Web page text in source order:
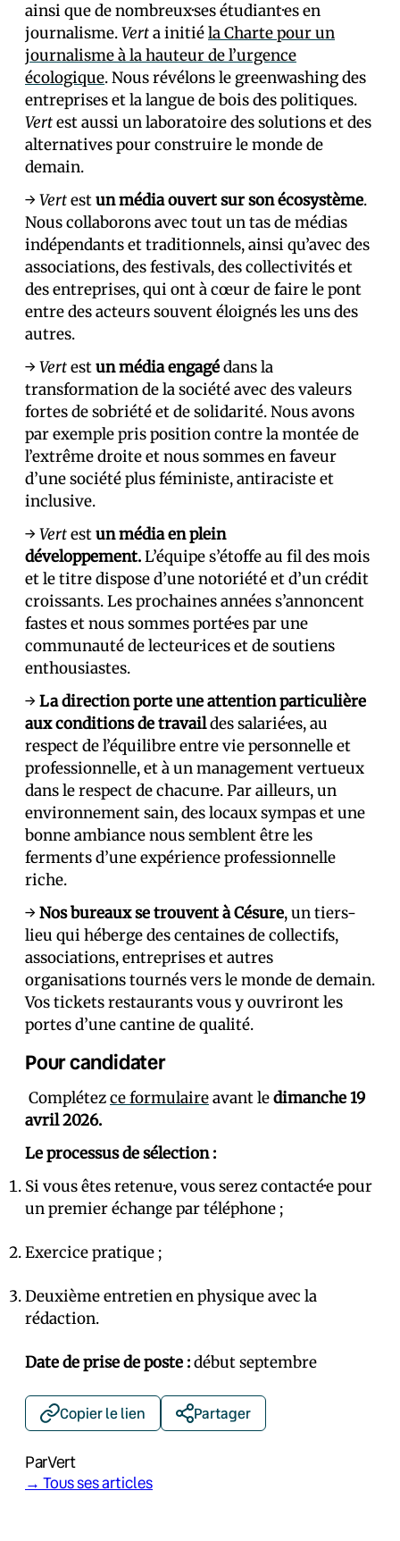
ainsi que de nombreux·ses étudiant·es en
journalisme.Verta initiéla Charte pour un
journalisme à la hauteur de l’urgence
écologique. Nous révélons le greenwashing des
entreprises et la langue de bois des politiques.
Vertest aussi un laboratoire des solutions et des
alternatives pour construire le monde de
demain.
→Vertestun média ouvert sur son écosystème.
Nous collaborons avec tout un tas de médias
indépendants et traditionnels, ainsi qu’avec des
associations, des festivals, des collectivités et
des entreprises, qui ont à cœur de faire le pont
entre des acteurs souvent éloignés les uns des
autres.
→Vertestun média engagédans la
transformation de la société avec des valeurs
fortes de sobriété et de solidarité. Nous avons
par exemple pris position contre la montée de
l’extrême droite et nous sommes en faveur
d’une société plus féministe, antiraciste et
inclusive.
→Vertestun média en plein
développement.L’équipe s’étoffe au fil des mois
et le titre dispose d’une notoriété et d’un crédit
croissants. Les prochaines années s’annoncent
fastes et nous sommes porté·es par une
communauté de lecteur·ices et de soutiens
enthousiastes.
→La direction porte une attention particulière
aux conditions de travaildes salarié·es, au
respect de l’équilibre entre vie personnelle et
professionnelle, et à un management vertueux
dans le respect de chacun·e. Par ailleurs, un
environnement sain, des locaux sympas et une
bonne ambiance nous semblent être les
ferments d’une expérience professionnelle
riche.
→Nos bureaux se trouvent à Césure, un tiers-
lieu qui héberge des centaines de collectifs,
associations, entreprises et autres
organisations tournés vers le monde de demain.
Vos tickets restaurants vous y ouvriront les
portes d’une cantine de qualité.
Pour candidater
Complétezce formulaireavant ledimanche 19
avril 2026.
Le processus de sélection :
Si vous êtes retenu·e, vous serez contacté·e pour
un premier échange par téléphone ;
Exercice pratique ;
Deuxième entretien en physique avec la
rédaction.
Date de prise de poste :début septembre
Copier le lien Partager
ParVert
→ Tous ses articles